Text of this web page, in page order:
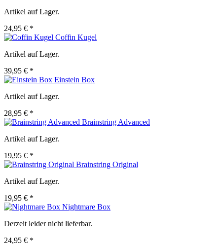
Artikel auf Lager.
24,95 € *
Coffin Kugel
Artikel auf Lager.
39,95 € *
Einstein Box
Artikel auf Lager.
28,95 € *
Brainstring Advanced
Artikel auf Lager.
19,95 € *
Brainstring Original
Artikel auf Lager.
19,95 € *
Nightmare Box
Derzeit leider nicht lieferbar.
24,95 € *